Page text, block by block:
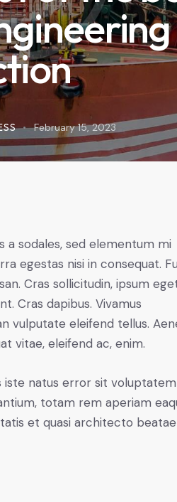
February 15, 2023
egestas nisi in consequat.
Cras sollicitudin, ipsum
Cras dapibus. Vivamus
vulputate eleifend tellus.
vitae, eleifend ac, enim.
iste natus error sit voluptatem
totam rem aperiam
et quasi architecto